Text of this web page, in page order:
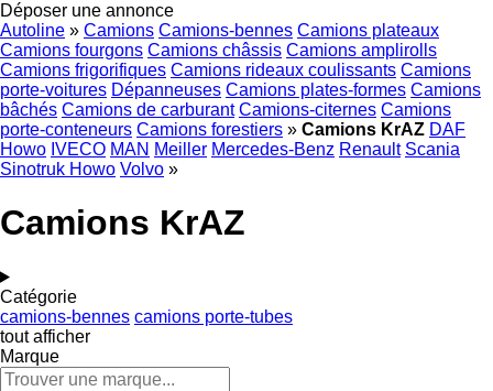
Déposer une annonce
Autoline » Camions Camions-bennes Camions plateaux
Camions fourgons Camions châssis Camions amplirolls
Camions frigorifiques Camions rideaux coulissants Camions
porte-voitures Dépanneuses Camions plates-formes Camions
bâchés Camions de carburant Camions-citernes Camions
porte-conteneurs Camions forestiers » Camions KrAZ DAF
Howo IVECO MAN Meiller Mercedes-Benz Renault Scania
Sinotruk Howo Volvo »
Camions KrAZ
Catégorie
camions-bennes camions porte-tubes
tout afficher
Marque